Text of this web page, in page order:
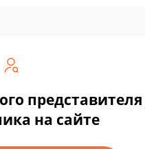
представителя
на сайте